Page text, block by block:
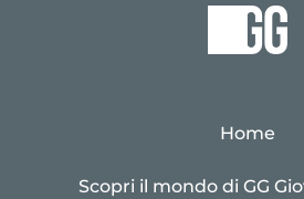
Home
Scopri il mondo di GG